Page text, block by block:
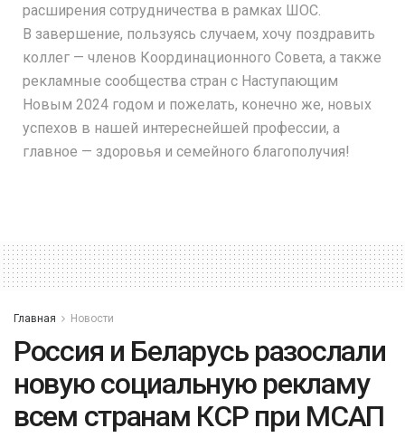
расширения сотрудничества в рамках ШОС.
В завершение, пользуясь случаем, хочу поздравить
коллег — членов Координационного Совета, а также
рекламные сообщества стран с Наступающим
Новым 2024 годом и пожелать, конечно же, новых
успехов в нашей интереснейшей профессии, а
главное — здоровья и семейного благополучия!
Главная Новости
Россия и Беларусь разослали
новую социальную рекламу
всем странам КСР при МСАП